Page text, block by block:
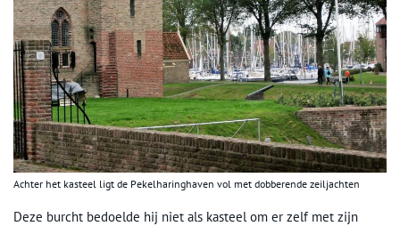
Achter het kasteel ligt de Pekelharinghaven vol met dobberende zeiljachten
Deze burcht bedoelde hij niet als kasteel om er zelf met zijn